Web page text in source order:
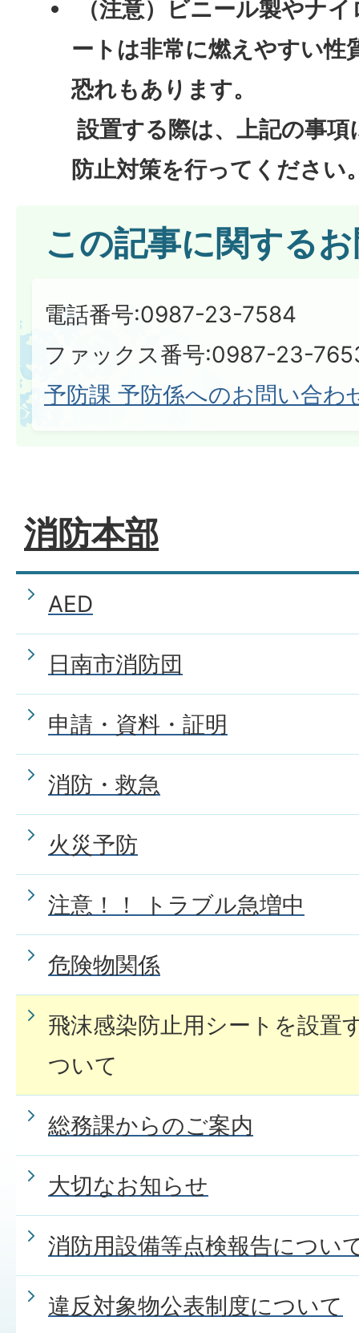
（注意）ビニール製やナ
ートは非常に燃えやすい性
恐れもあります。
設置する際は、上記の事
防止対策を行ってください
この記事に関する
電話番号:0987-23-7584
ファックス番号:0987-23-
予防課 予防係へのお問い合わ
消防本部
AED
日南市消防団
申請・資料・証明
消防・救急
火災予防
注意！！ トラブル急増中
危険物関係
飛沫感染防止用シートを設置
ついて
総務課からのご案内
大切なお知らせ
消防用設備等点検報告につい
違反対象物公表制度について